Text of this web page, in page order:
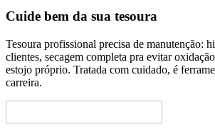
Cuide bem da sua tesoura
Tesoura profissional precisa de manutenção:
clientes, secagem completa pra evitar
estojo próprio. Tratada com cuidado, é
carreira.